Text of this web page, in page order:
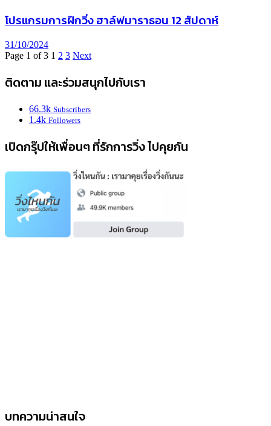
โปรแกรมการฝึกวิ่ง ฮาล์ฟมาราธอน 12 สัปดาห์
31/10/2024
Page 1 of 3 1 2 3 Next
ติดตาม และร่วมสนุกไปกับเรา
66.3k Subscribers
1.4k Followers
เปิดกรุ๊ปให้เพื่อนๆ ที่รักการวิ่ง ไปคุยกัน
บทความน่าสนใจ